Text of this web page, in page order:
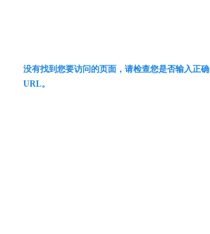
没有找到您要访问的页面，请检查您是否输入正确
URL。